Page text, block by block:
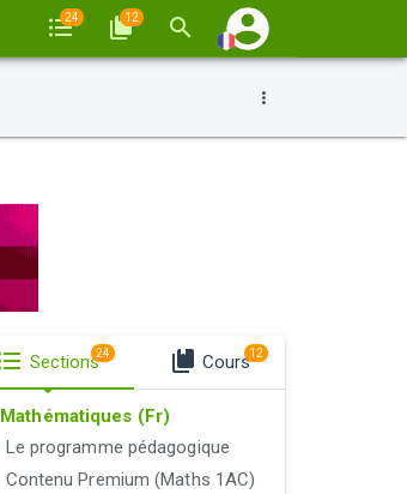
24 12
Sections24 Cours12
Mathématiques (Fr)
Le programme pédagogique
Contenu Premium (Maths 1AC)